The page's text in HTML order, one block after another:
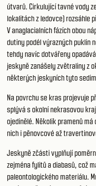
útvarů. Cirkulující tavné vody
lokalitách z ledovce) rozsáhle
V anaglacialních fázích obou
dutiny podél výrazných puklin
tehdy navíc dotvářeny
jeskyně zanášely zvětraliny z
některých jeskyních tyto
Na povrchu se kras projevuje
splývá s okolní nekrasovou
ojedinělé. Několik pramenů
nich i pěnovcové až
Jeskyně zčásti vyplňují
zejména fylitů a diabasů, což
paleontologického materiálu.